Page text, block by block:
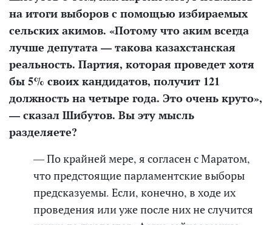
на итоги выборов с помощью избираемых
сельских акимов. «Потому что аким всегда
лучше депутата — такова казахстанская
реальность. Партия, которая проведет хотя
бы 5% своих кандидатов, получит 121
должность на четыре года. Это очень круто»,
— сказал Шибутов. Вы эту мысль
разделяете?
— По крайней мере, я согласен с Маратом,
что предстоящие парламентские выборы
предсказуемы. Если, конечно, в ходе их
проведения или уже после нихне случится